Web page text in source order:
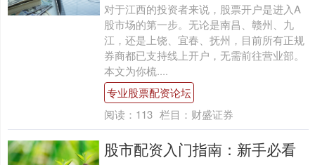
对于江西的投资者来说，股票开户是进入A
股市场的第一步。无论是南昌、赣州、九
江，还是上饶、宜春、抚州，目前所有正规
券商都已支持线上开户，无需前往营业部。
本文为你梳....
专业股票配资论坛
阅读： 113 栏目： 财盛证券
股市配资入门指南：新手必看